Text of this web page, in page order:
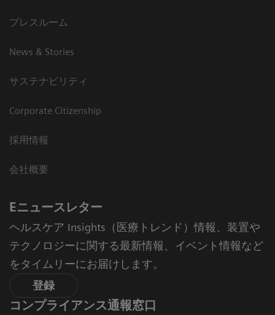
プレスルーム
News & Stories
サステナビリティ
Corporate Citizenship
採用情報
会社概要
Eニュースレター
ヘルスケア Insights（医療トレンド）情報、装置や
テクノロジーに関する最新情報、イベント情報など
をタイムリーにお届けします。
登録
コンプライアンス通報窓口